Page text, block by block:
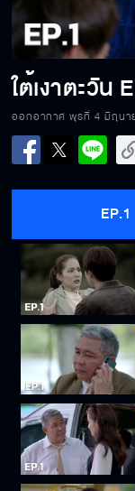
ใต้เงาตะวัน
ออกอากาศ พุธที่ 4 มิถุนา
EP.1